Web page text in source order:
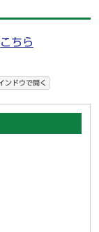
こちら
ンドウで開く